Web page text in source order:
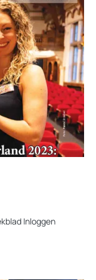
Inloggen